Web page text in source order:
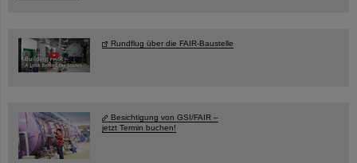
Rundflug über die FAIR-Baustelle
Besichtigung von GSI/FAIR –
jetzt Termin buchen!